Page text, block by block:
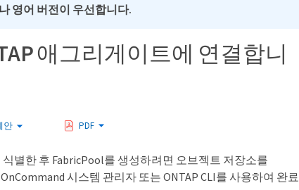
영어 버전이 우선합니다.
애그리게이트에 연결합니
안 PDF
별한 후 FabricPool를 생성하려면 오브젝트 저장소를
시스템 관리자 또는 ONTAP CLI를 사용하여 완료